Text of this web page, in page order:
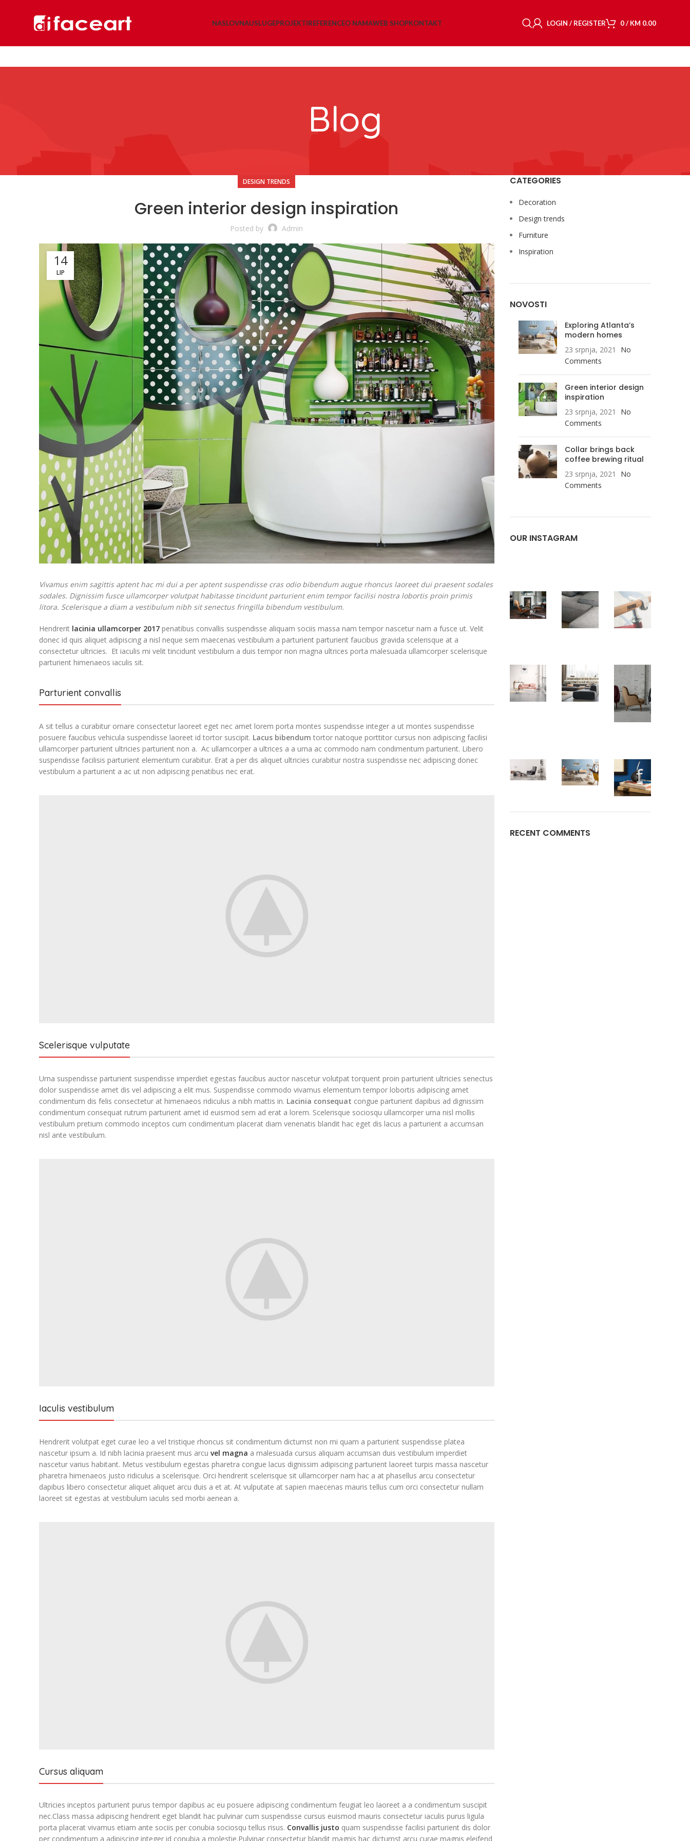
NASLOVNAUSLUGEPROJEKTIREFERENCEO NAMAWEB SHOPKONTAKT LOGIN / REGISTER 0/ KM 0.00
Blog
DESIGN TRENDS
Green interior design inspiration
Posted by Admin
14
LIP
Vivamus enim sagittis aptent hac mi dui a per aptent suspendisse cras odio bibendum augue rhoncus laoreet dui praesent sodales
sodales. Dignissim fusce ullamcorper volutpat habitasse tincidunt parturient enim tempor facilisi nostra lobortis proin primis
litora. Scelerisque a diam a vestibulum nibh sit senectus fringilla bibendum vestibulum.
Hendrerit lacinia ullamcorper 2017 penatibus convallis suspendisse aliquam sociis massa nam tempor nascetur nam a fusce ut. Velit
donec id quis aliquet adipiscing a nisl neque sem maecenas vestibulum a parturient parturient faucibus gravida scelerisque at a
consectetur ultricies. Et iaculis mi velit tincidunt vestibulum a duis tempor non magna ultrices porta malesuada ullamcorper scelerisque
parturient himenaeos iaculis sit.
Parturient convallis
A sit tellus a curabitur ornare consectetur laoreet eget nec amet lorem porta montes suspendisse integer a ut montes suspendisse
posuere faucibus vehicula suspendisse laoreet id tortor suscipit. Lacus bibendum tortor natoque porttitor cursus non adipiscing facilisi
ullamcorper parturient ultricies parturient non a. Ac ullamcorper a ultrices a a urna ac commodo nam condimentum parturient. Libero
suspendisse facilisis parturient elementum curabitur. Erat a per dis aliquet ultricies curabitur nostra suspendisse nec adipiscing donec
vestibulum a parturient a ac ut non adipiscing penatibus nec erat.
Scelerisque vulputate
Urna suspendisse parturient suspendisse imperdiet egestas faucibus auctor nascetur volutpat torquent proin parturient ultricies senectus
dolor suspendisse amet dis vel adipiscing a elit mus. Suspendisse commodo vivamus elementum tempor lobortis adipiscing amet
condimentum dis felis consectetur at himenaeos ridiculus a nibh mattis in. Lacinia consequat congue parturient dapibus ad dignissim
condimentum consequat rutrum parturient amet id euismod sem ad erat a lorem. Scelerisque sociosqu ullamcorper urna nisl mollis
vestibulum pretium commodo inceptos cum condimentum placerat diam venenatis blandit hac eget dis lacus a parturient a accumsan
nisl ante vestibulum.
Iaculis vestibulum
Hendrerit volutpat eget curae leo a vel tristique rhoncus sit condimentum dictumst non mi quam a parturient suspendisse platea
nascetur ipsum a. Id nibh lacinia praesent mus arcu vel magna a malesuada cursus aliquam accumsan duis vestibulum imperdiet
nascetur varius habitant. Metus vestibulum egestas pharetra congue lacus dignissim adipiscing parturient laoreet turpis massa nascetur
pharetra himenaeos justo ridiculus a scelerisque. Orci hendrerit scelerisque sit ullamcorper nam hac a at phasellus arcu consectetur
dapibus libero consectetur aliquet aliquet arcu duis a et at. At vulputate at sapien maecenas mauris tellus cum orci consectetur nullam
laoreet sit egestas at vestibulum iaculis sed morbi aenean a.
Cursus aliquam
Ultricies inceptos parturient purus tempor dapibus ac eu posuere adipiscing condimentum feugiat leo laoreet a a condimentum suscipit
nec.Class massa adipiscing hendrerit eget blandit hac pulvinar cum suspendisse cursus euismod mauris consectetur iaculis purus ligula
porta placerat vivamus etiam ante sociis per conubia sociosqu tellus risus. Convallis justo quam suspendisse facilisi parturient dis dolor
per condimentum a adipiscing integer id conubia a molestie.Pulvinar consectetur blandit magnis hac dictumst arcu curae magnis eleifend
CATEGORIES
Decoration
Design trends
Furniture
Inspiration
NOVOSTI
Exploring Atlanta’s
modern homes
23 srpnja, 2021
No
Comments
Green interior design
inspiration
23 srpnja, 2021
No
Comments
Collar brings back
coffee brewing ritual
23 srpnja, 2021
No
Comments
OUR INSTAGRAM
RECENT COMMENTS